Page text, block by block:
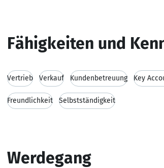
Fähigkeiten und
Vertrieb Verkauf Kundenbetreuung Key
Freundlichkeit Selbstständigkeit
Werdegang